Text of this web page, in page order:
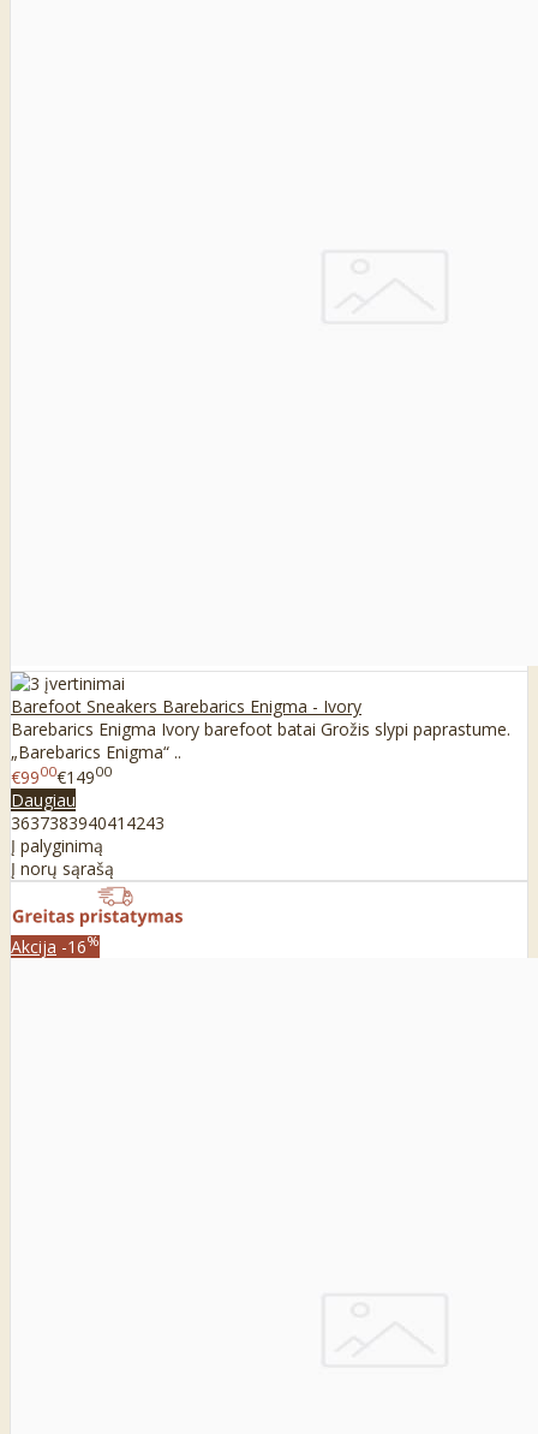
Barefoot Sneakers Barebarics Enigma - Ivory
Barebarics Enigma Ivory barefoot batai Grožis slypi paprastume.
„Barebarics Enigma“ ..
€9900€14900
Daugiau
363738394041 4243
Į palyginimą
Į norų sąrašą
Akcija -16%